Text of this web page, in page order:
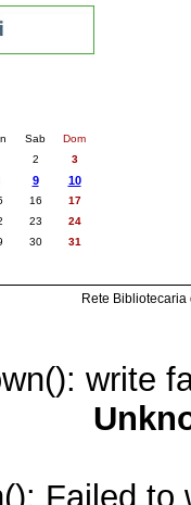
Sab
Dom
2 3
9 10
16
17
23
24
30 31
Rete
write
Failed